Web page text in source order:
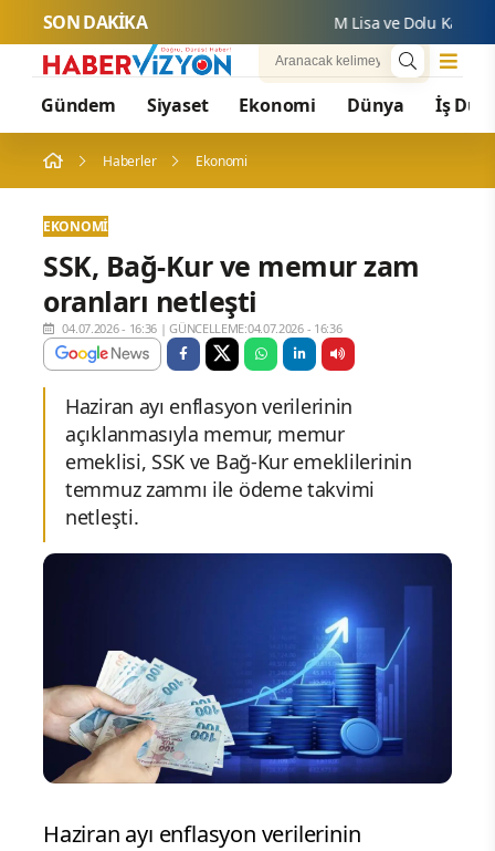
SON DAKİKA M Lisa ve Dolu Kadehi
Gündem Siyaset Ekonomi Dünya İş
Haberler Ekonomi
EKONOMI
SSK, Bağ-Kur ve memur zam
oranları netleşti
04.07.2026 - 16:36 |GÜNCELLEME:04.07.2026 - 16:36
Haziran ayı enflasyon verilerinin
açıklanmasıyla memur, memur
emeklisi, SSK ve Bağ-Kur emeklilerinin
temmuz zammı ile ödeme takvimi
netleşti.
Haziran ayı enflasyon verilerinin